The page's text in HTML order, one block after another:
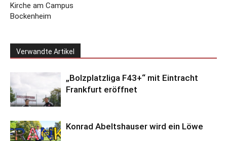
Kirche am Campus
Bockenheim
Verwandte Artikel
„Bolzplatzliga F43+“ mit Eintracht
Frankfurt eröffnet
Konrad Abeltshauser wird ein Löwe